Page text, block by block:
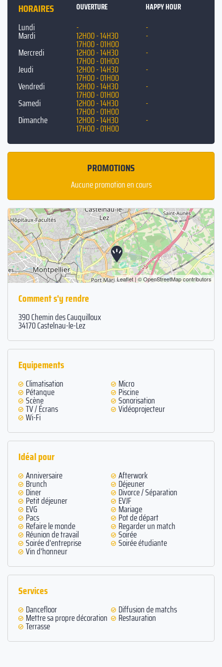
Nous sommes ouverts du mardi au dimanche de 12h à 14h30 et de 17h
à 01h.
Hasta luego à Pura Vida !🌴
HORAIRES OUVERTURE HAPPY HOUR
Lundi - -
Mardi 12H00 - 14H30
17H00 - 01H00
-
Mercredi
12H00 - 14H30
17H00 - 01H00
-
Jeudi
12H00 - 14H30
17H00 - 01H00
-
Vendredi
12H00 - 14H30
17H00 - 01H00
-
Samedi
12H00 - 14H30
17H00 - 01H00
-
Dimanche
12H00 - 14H30
17H00 - 01H00
-
PROMOTIONS
Aucune promotion en cours
Leaflet | ©OpenStreetMapcontributors
Comment s'y rendre
390 Chemin des Cauquilloux
34170 Castelnau-le-Lez
Equipements
Climatisation Micro
Pétanque Piscine
Scène Sonorisation
TV / Écrans Vidéoprojecteur
Wi-Fi
Idéal pour
Anniversaire Afterwork
Brunch Déjeuner
Diner Divorce / Séparation
Petit déjeuner EVJF
EVG Mariage
Pacs Pot de départ
Refaire le monde Regarder un match
Réunion de travail Soirée
Soirée d'entreprise Soirée étudiante
Vin d'honneur
Services
Dancefloor Diffusion de matchs
Mettre sa propre décoration Restauration
Terrasse